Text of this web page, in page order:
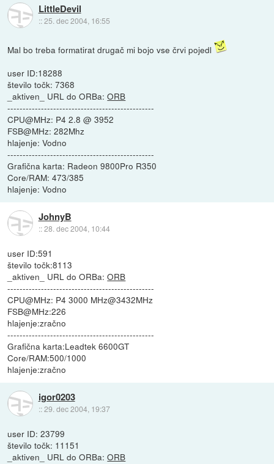
LittleDevil
::25. dec 2004, 16:55
Mal bo treba formatirat drugač mi bojo vse črvi pojedl
user ID:18288
število točk: 7368
_aktiven_ URL do ORBa:ORB
------------------------------------------------
CPU@MHz: P4 2.8 @ 3952
FSB@MHz: 282Mhz
hlajenje: Vodno
------------------------------------------------
Grafična karta: Radeon 9800Pro R350
Core/RAM: 473/385
hlajenje: Vodno
JohnyB
::28. dec 2004, 10:44
user ID:591
število točk:8113
_aktiven_ URL do ORBa:ORB
------------------------------------------------
CPU@MHz: P4 3000 MHz@3432MHz
FSB@MHz:226
hlajenje:zračno
------------------------------------------------
Grafična karta:Leadtek 6600GT
Core/RAM:500/1000
hlajenje:zračno
igor0203
::29. dec 2004, 19:37
user ID: 23799
število točk: 11151
_aktiven_ URL do ORBa:ORB